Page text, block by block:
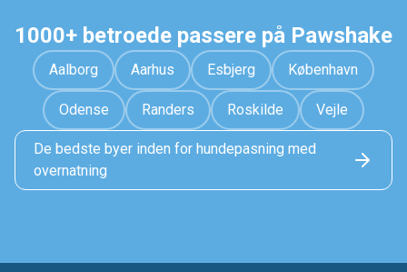
1000+ betroede passere på Pawshake
Aalborg Aarhus Esbjerg København
Odense Randers Roskilde Vejle
De bedste byer inden for hundepasning med
overnatning